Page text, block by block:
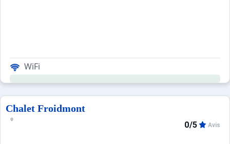
WiFi
Chalet Froidmont
0/5 Avis